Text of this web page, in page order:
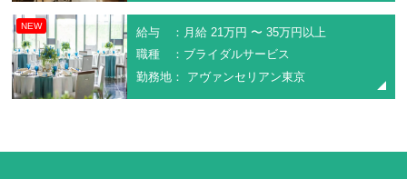
NEW
給与 ：月給 21万円 〜 35万円以上
職種 ：ブライダルサービス
勤務地： アヴァンセリアン東京